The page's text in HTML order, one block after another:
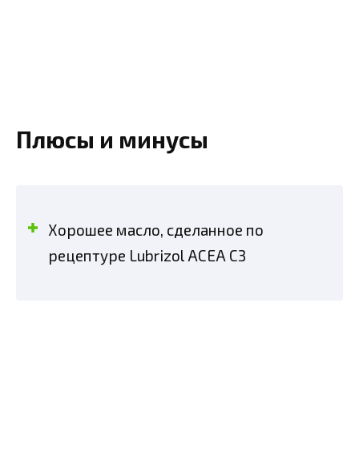
Плюсы и минусы
Хорошее масло, сделанное по
рецептуре Lubrizol ACEA С3